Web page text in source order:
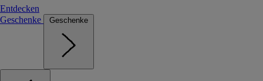
Entdecken
Geschenke
Geschenke